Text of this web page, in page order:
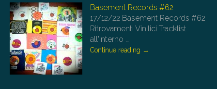
Basement Records #62
17/12/22 Basement Records #62
Ritrovamenti Vinilici Tracklist
all'interno …
Continue reading →